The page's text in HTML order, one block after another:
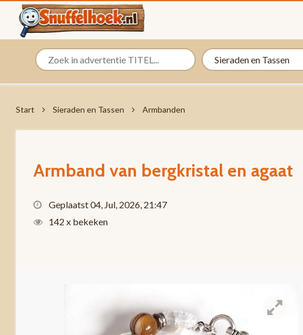
Start Sieraden en Tassen Armbanden
Armband van bergkristal en agaat
Geplaatst 04, Jul, 2026, 21:47
142 x bekeken